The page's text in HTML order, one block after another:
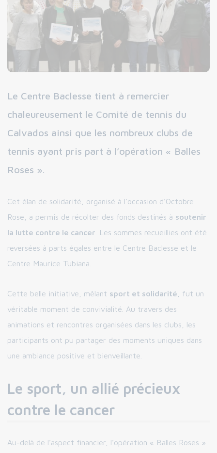
Le Centre Baclesse tient à remercier
chaleureusement le Comité de tennis du
Calvados ainsi que les nombreux clubs de
tennis ayant pris part à l’opération « Balles
Roses ».
Cet élan de solidarité, organisé à l’occasion d’Octobre
Rose, a permis de récolter des fonds destinés à soutenir
la lutte contre le cancer . Les sommes recueillies ont été
reversées à parts égales entre le Centre Baclesse et le
Centre Maurice Tubiana.
Cette belle initiative, mêlant sport et solidarité , fut un
véritable moment de convivialité. Au travers des
animations et rencontres organisées dans les clubs, les
participants ont pu partager des moments uniques dans
une ambiance positive et bienveillante.
Le sport, un allié précieux
contre le cancer
Au-delà de l’aspect financier, l’opération « Balles Roses »